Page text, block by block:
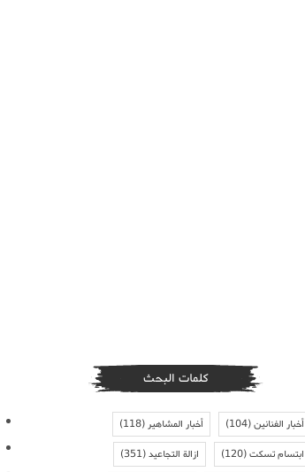
كلمات البحث
أخبار الفنانين(104) أخبار المشاهير(118)
ابتسام تسكت(120) ازالة التجاعيد(351)